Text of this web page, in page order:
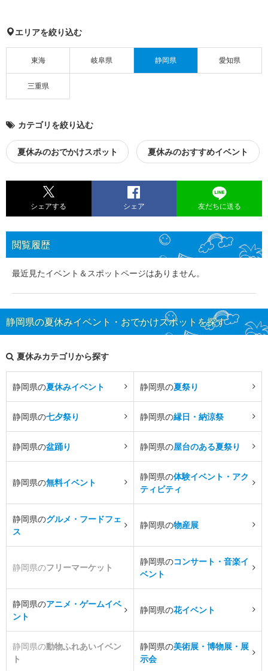
エリアを絞り込む
東海 岐阜県 静岡県 愛知県
三重県
カテゴリを絞り込む
夏休みのおでかけスポット 夏休みのおすすめイベント
シェアする シェア 友だちに送る
閲覧履歴
最近見たイベント＆スポットページはありません。
静岡県の夏休みイベント・おでかけスポットを探す
夏休みカテゴリから探す
静岡県の夏休みイベント 静岡県の夏祭り
静岡県の七夕祭り 静岡県の縁日・納涼祭
静岡県の盆踊り 静岡県の屋台のある夏祭り
静岡県の無料イベント
静岡県の体験イベント・アク
ティビティ
静岡県のグルメ・フードフェ
ス
静岡県の物産展
静岡県のフリーマーケット
静岡県のコンサート・音楽イ
ベント
静岡県のアニメ・ゲームイベ
ント
静岡県の花イベント
静岡県の動物ふれあいイベン
ト
静岡県の美術展・博物展・展
示会